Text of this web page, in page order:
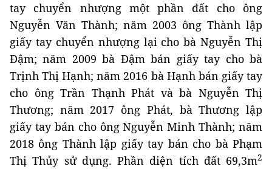
tay chuyển nhượng một phần đất cho ông
Nguyễn Văn Thành; năm 2003 ông Thành lập
giấy tay chuyển nhượng lại cho bà Nguyễn Thị
Đậm; năm 2009 bà Đậm bán giấy tay cho bà
Trịnh Thị Hạnh; năm 2016 bà Hạnh bán giấy tay
cho ông Trần Thạnh Phát và bà Nguyễn Thị
Thương; năm 2017 ông Phát, bà Thương lập
giấy tay bán cho ông Nguyễn Minh Thành; năm
2018 ông Thành lập giấy tay bán cho bà Phạm
Thị Thủy sử dụng. Phần diện tích đất 69,3m2